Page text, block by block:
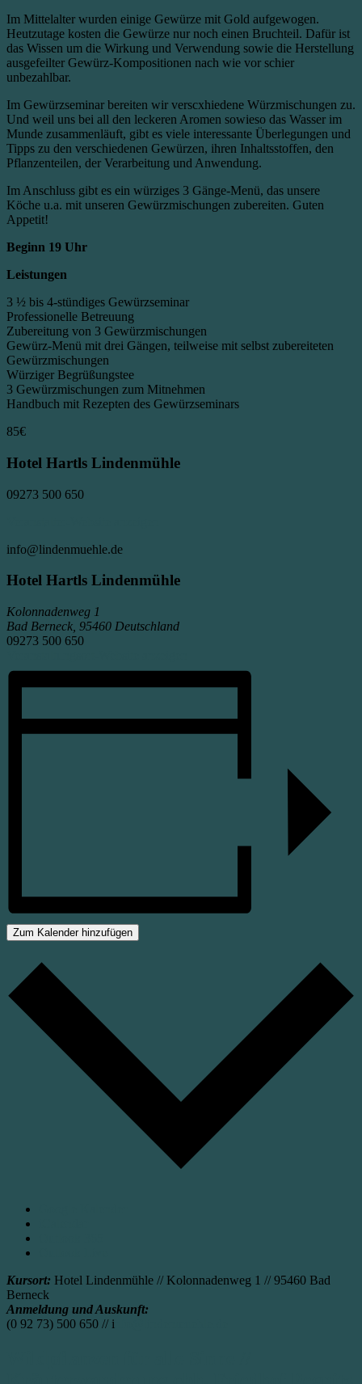
Im Mittelalter wurden einige Gewürze mit Gold aufgewogen.
Heutzutage kosten die Gewürze nur noch einen Bruchteil. Dafür ist
das Wissen um die Wirkung und Verwendung sowie die Herstellung
ausgefeilter Gewürz-Kompositionen nach wie vor schier
unbezahlbar.
Im Gewürzseminar bereiten wir verscxhiedene Würzmischungen zu.
Und weil uns bei all den leckeren Aromen sowieso das Wasser im
Munde zusammenläuft, gibt es viele interessante Überlegungen und
Tipps zu den verschiedenen Gewürzen, ihren Inhaltsstoffen, den
Pflanzenteilen, der Verarbeitung und Anwendung.
Im Anschluss gibt es ein würziges 3 Gänge-Menü, das unsere
Köche u.a. mit unseren Gewürzmischungen zubereiten. Guten
Appetit!
Beginn 19 Uhr
Leistungen
3 ½ bis 4-stündiges Gewürzseminar
Professionelle Betreuung
Zubereitung von 3 Gewürzmischungen
Gewürz-Menü mit drei Gängen, teilweise mit selbst zubereiteten
Gewürzmischungen
Würziger Begrüßungstee
3 Gewürzmischungen zum Mitnehmen
Handbuch mit Rezepten des Gewürzseminars
85€
Hotel Hartls Lindenmühle
09273 500 650
info@lindenmuehle.de
Hotel Hartls Lindenmühle
Kolonnadenweg 1
Bad Berneck 95460 Deutschland
09273 500 650
Zum Kalender hinzufügen
Kursort: Hotel Lindenmühle // Kolonnadenweg 1 // 95460 Bad
Berneck
Anmeldung und Auskunft:
(0 92 73) 500 650 // i